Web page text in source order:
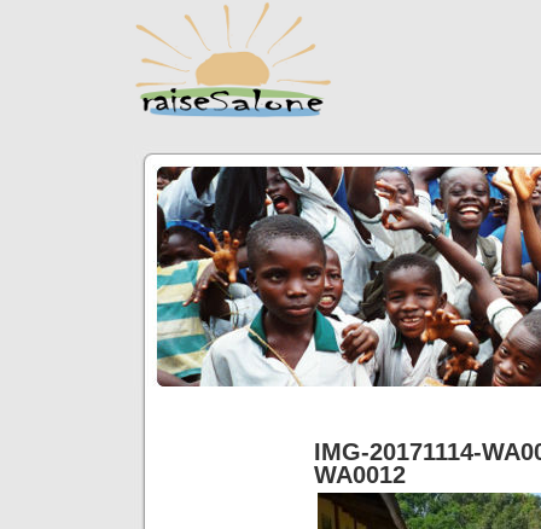
IMG-20171114-
WA0012